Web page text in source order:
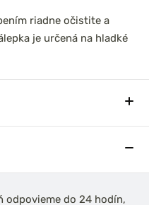
riadne očistite a
je určená na hladké
odpovieme do 24 hodín,